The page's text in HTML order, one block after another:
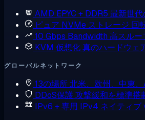
AMD EPYC + DDR5 最新世代
ピュア NVMe ストレージ 回
10 Gbps Bandwidth 高スルー
KVM 仮想化真のハードウェ
グローバルネットワーク
13の場所北米、欧州、中東
DDoS保護攻撃緩和を標準搭
IPv6 + 専用 IPv4 ネイティ